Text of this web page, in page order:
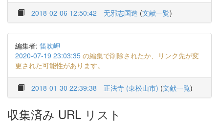
2018-02-06 12:50:42 无邪志国造 (文献一覧)
編集者: 笛吹岬
2020-07-19 23:03:35 の編集で削除されたか、リンク先が変
更された可能性があります。
2018-01-30 22:39:38 正法寺 (東松山市) (文献一覧)
収集済み URL リスト